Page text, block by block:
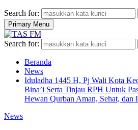
Search for:
Primary Menu
Search for:
Beranda
News
Iduladha 1445 H, Pj Wali Kota
Bina’i Serta Tinjau RPH Untuk
Hewan Qurban Aman, Sehat, dan
News